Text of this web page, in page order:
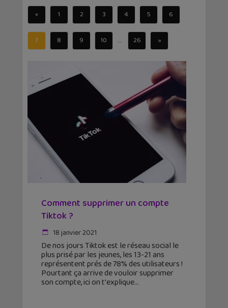
« 1 2 3 4 5 6
7 8 9 10 ... 26 »
Comment supprimer un compte
Tiktok ?
18 janvier 2021
De nos jours Tiktok est le réseau social le
plus prisé par les jeunes, les 13-21 ans
représentent prés de 78% des utilisateurs !
Pourtant ça arrive de vouloir supprimer
son compte, ici on t'explique